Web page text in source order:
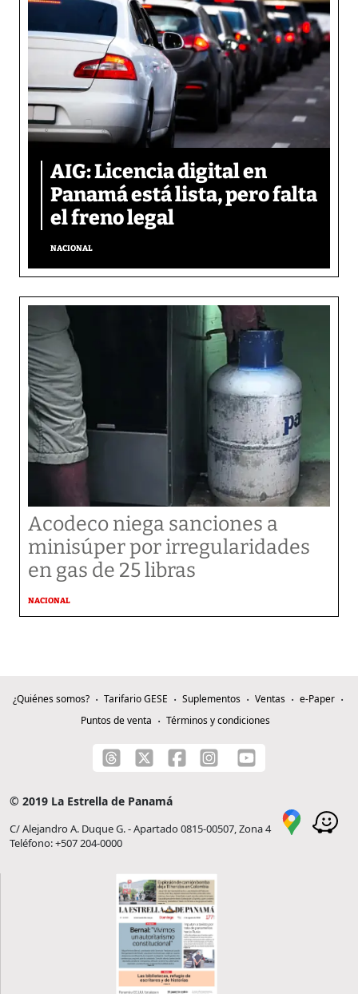
AIG: Licencia digital en
Panamá está lista, pero falta
el freno legal
NACIONAL
Acodeco niega sanciones a
minisúper por irregularidades
en gas de 25 libras
NACIONAL
¿Quiénes somos? Tarifario GESE Suplementos Ventas
e-Paper
Puntos de venta
Términos y condiciones
© 2019 La Estrella de Panamá
C/ Alejandro A. Duque G. - Apartado 0815-00507, Zona 4
Teléfono: +507 204-0000